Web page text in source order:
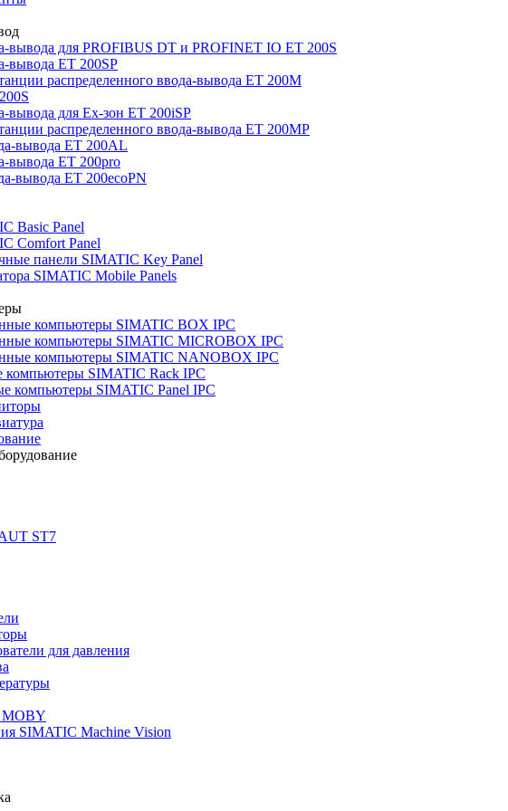
вывода для PROFIBUS DT и PROFINET IO ET 200S
вывода ET 200SP
распределенного ввода-вывода ET 200M
вывода для Ex-зон ET 200iSP
распределенного ввода-вывода ET 200MP
вывода ET 200AL
вывода ET 200pro
вывода ET 200ecoPN
Basic Panel
Comfort Panel
панели SIMATIC Key Panel
SIMATIC Mobile Panels
компьютеры SIMATIC BOX IPC
компьютеры SIMATIC MICROBOX IPC
компьютеры SIMATIC NANOBOX IPC
SIMATIC Rack IPC
компьютеры SIMATIC Panel IPC
ST7
для давления
MOBY
SIMATIC Machine Vision